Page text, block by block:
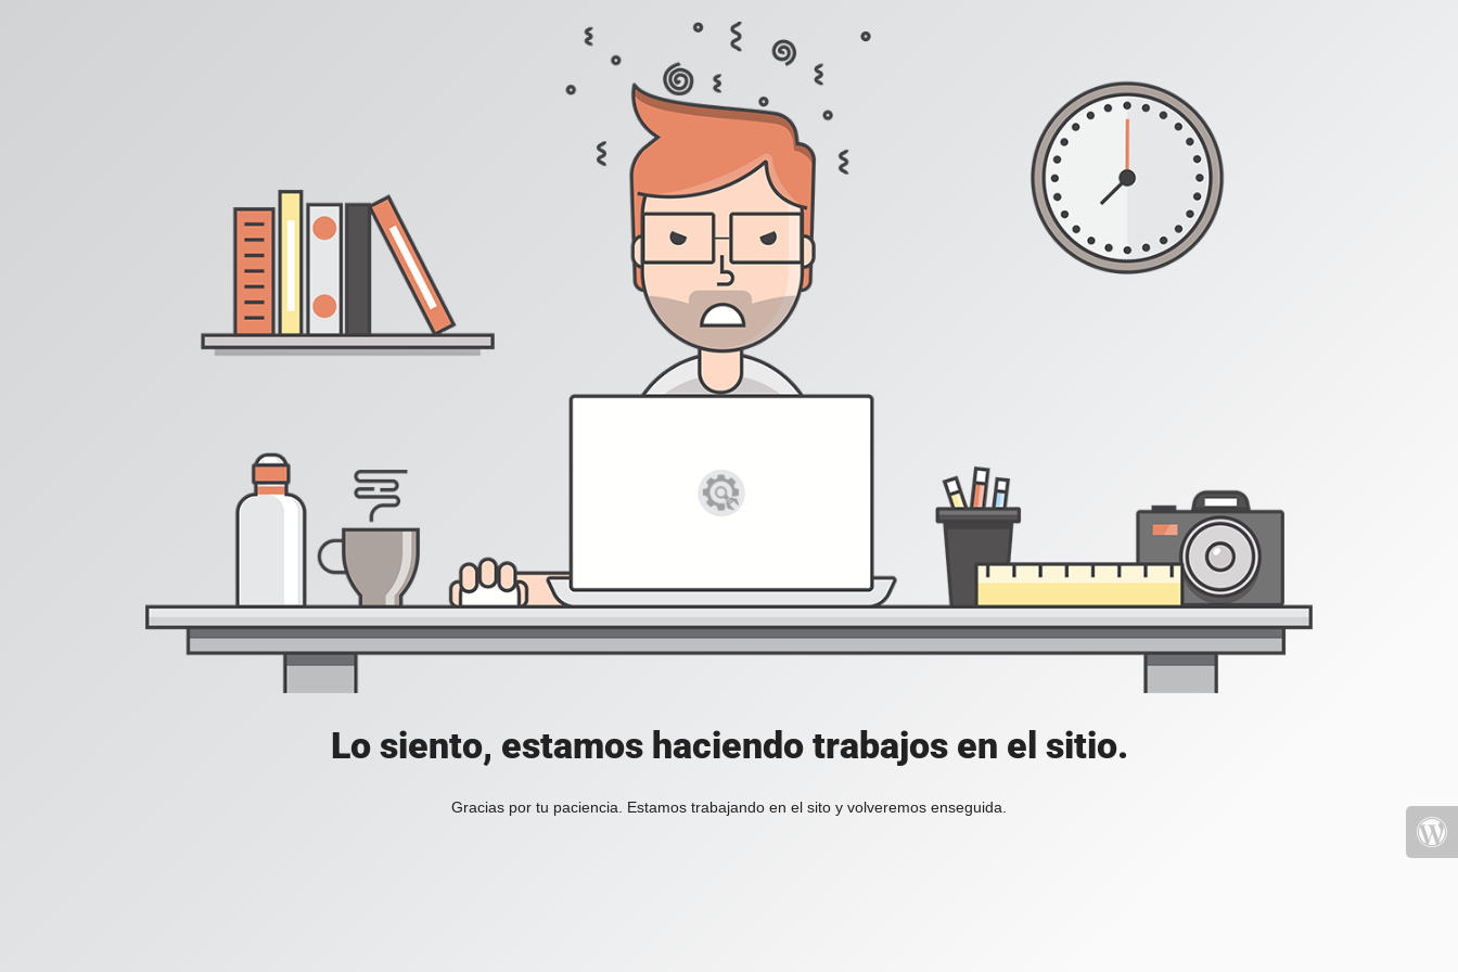
Lo siento, estamos haciendo trabajos en el sitio.
Gracias por tu paciencia. Estamos trabajando en el sito y volveremos enseguida.